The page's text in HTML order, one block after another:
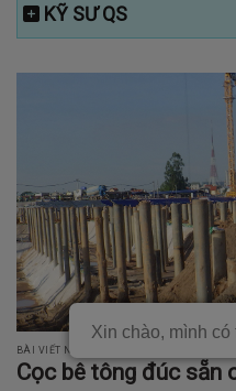
KỸ SƯ QS
BÀI VIẾT NỔI BẬT KỸ SƯ QS XÂY DỰNG THỰC
Cọc bê tông đúc sẵn
Xin chào, mình